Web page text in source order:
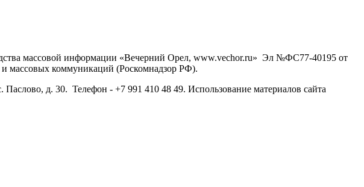
массовой информации «Вечерний Орел, www.vechor.ru» Эл №ФС77-40195 от
массовых коммуникаций (Роскомнадзор РФ).
д. 30. Телефон - +7 991 410 48 49. Использование материалов сайта